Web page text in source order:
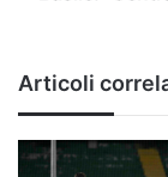
Articoli